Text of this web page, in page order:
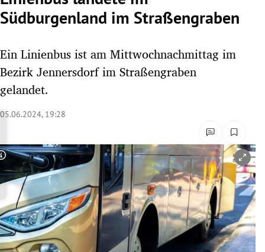
Untermenü
Untermenü
Untermenü
Untermenü
Untermenü
Südburgenland im Straßengraben
Ein Linienbus ist am Mittwochnachmittag im
Bezirk Jennersdorf im Straßengraben
gelandet.
05.06.2024, 19:28
Copyright-Hinweis öffnen/schließen